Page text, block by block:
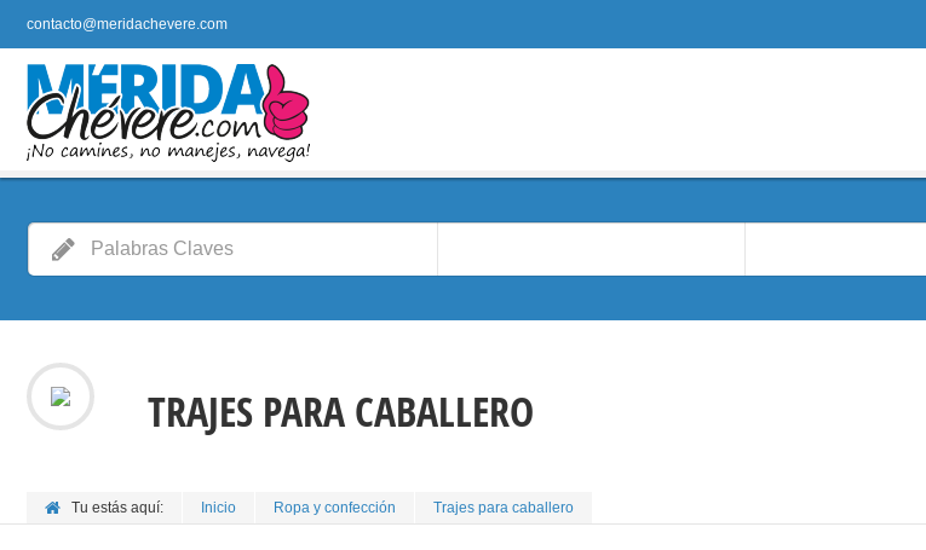
contacto@meridachevere.com
TRAJES PARA CABALLERO
Tu estás aquí: Inicio Ropa y confección Trajes para caballero